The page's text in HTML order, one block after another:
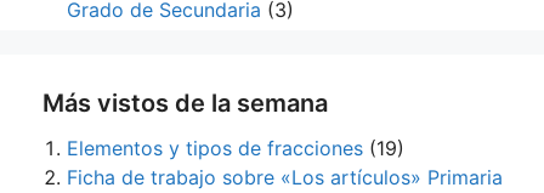
Grado de Secundaria (3)
Más vistos de la semana
Elementos y tipos de fracciones (19)
Ficha de trabajo sobre «Los artículos» Primaria